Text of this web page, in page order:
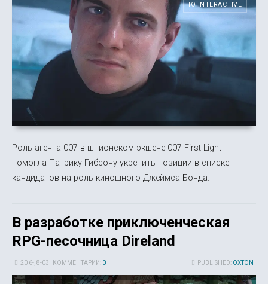
IO INTERACTIVE
Роль агента 007 в шпионском экшене 007 First Light
помогла Патрику Гибсону укрепить позиции в списке
кандидатов на роль киношного Джеймса Бонда.
В разработке приключенческая
RPG-песочница Direland
PUBLISHED: OXTON
20 6-, 8-03 КОММЕНТАРИИ: 0